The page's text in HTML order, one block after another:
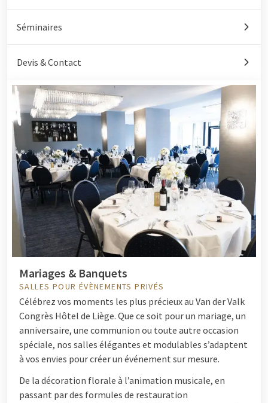
Séminaires
Devis & Contact
Mariages & Banquets
SALLES POUR ÉVÈNEMENTS PRIVÉS
Célébrez vos moments les plus précieux au Van der Valk
Congrès Hôtel de Liège. Que ce soit pour un mariage, un
anniversaire, une communion ou toute autre occasion
spéciale, nos salles élégantes et modulables s’adaptent
à vos envies pour créer un événement sur mesure.
De la décoration florale à l’animation musicale, en
passant par des formules de restauration